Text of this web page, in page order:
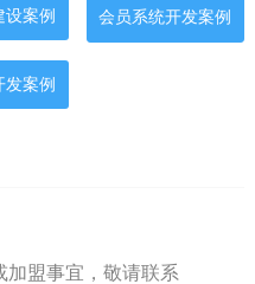
案例 会员系统开发案例
发案例
加盟事宜，敬请联系